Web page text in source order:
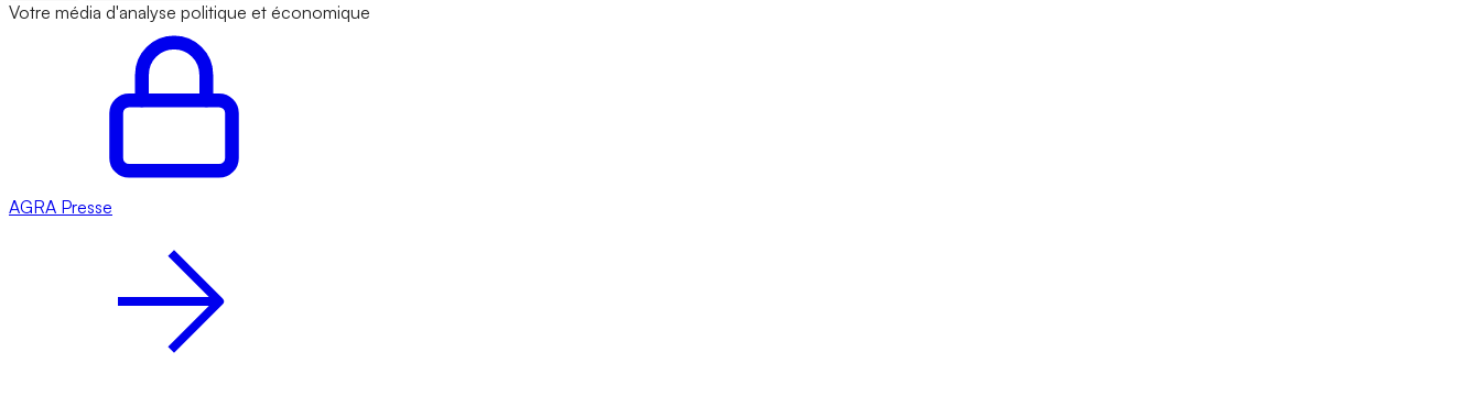
Votre média d'analyse politique et économique
AGRA Presse